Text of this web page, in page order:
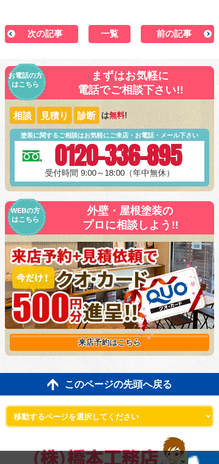
次の記事 一覧 前の記事
お電話の方
はこちら
まずはお気軽に
電話でご相談下さい!!
相談 見積り 診断 は無料!
塗装に関するご相談はお気軽にご来店・お電話・メール下さい
0120-336-895
受付時間 9:00～18:00（年中無休）
WEBの方
はこちら
外壁・屋根塗装の
プロに相談しよう!!
来店予約はこちら
このページの先頭へ戻る